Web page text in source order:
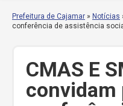
Prefeitura de Cajamar » Notícias
conferência de assistência
CMAS E
convidam